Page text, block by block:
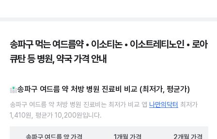
송파구 먹는 여드름약 • 이소티논 • 이소트레티노인 • 로아
큐탄 등 병원, 약국 가격 안내
송파구 여드름 약 처방 병원 진료비 비교 (최저가, 평균가)
송파구 여드름 약 처방 병원 진료비는 최저가 비교 앱 나만의닥터 최저가
1,410원, 평균가 10,200원입니다.
송파구 여드름 약가격 1개월 가격 2개월 가격